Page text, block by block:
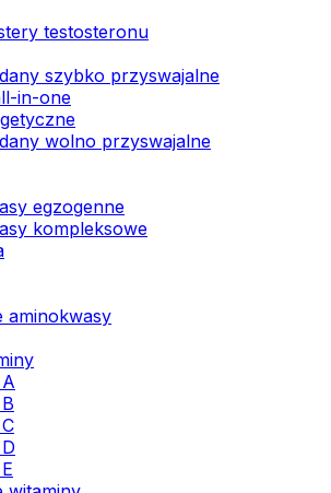
testosteronu
szybko przyswajalne
in-one
wolno przyswajalne
egzogenne
kompleksowe
aminokwasy